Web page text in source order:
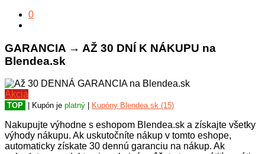
0
GARANCIA → AŽ 30 DNÍ K NÁKUPU na
Blendea.sk
Akcia
TOP | Kupón je platný Kupóny Blendea.sk (15)
Nakupujte výhodne s eshopom Blendea.sk a získajte všetky
výhody nákupu. Ak uskutočníte nákup v tomto eshope,
automaticky získate 30 dennú garanciu na nákup. Ak